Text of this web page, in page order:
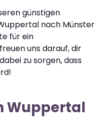
günstigen
nach Münster
für ein
uns darauf, dir
zu sorgen, dass
Wuppertal